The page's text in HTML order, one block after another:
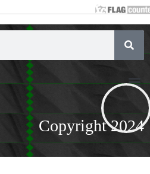
Copyright 2024